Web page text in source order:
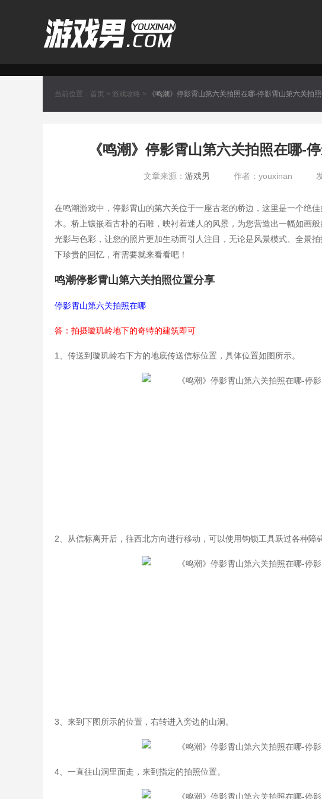
当前位置： 首页 > 游戏攻略 > 《鸣潮》停影霄山第六关拍照在哪-停影霄山第六关拍
《鸣潮》停影霄山第六关拍照在哪-
文章来源： 游戏男 作者：youxinan
在鸣潮游戏中，停影霄山的第六关位于一座古老的桥边，这里是一个绝
木。桥上镶嵌着古朴的石雕，映衬着迷人的风景，为您营造出一幅如画
光影与色彩，让您的照片更加生动而引人注目，无论是风景模式、全景
下珍贵的回忆，有需要就来看看吧！
鸣潮停影霄山第六关拍照位置分享
停影霄山第六关拍照在哪
答：拍摄璇玑岭地下的奇特的建筑即可
1、传送到璇玑岭右下方的地底传送信标位置，具体位置如图所示。
2、从信标离开后，往西北方向进行移动，可以使用钩锁工具跃过各种障
3、来到下图所示的位置，右转进入旁边的山洞。
4、一直往山洞里面走，来到指定的拍照位置。